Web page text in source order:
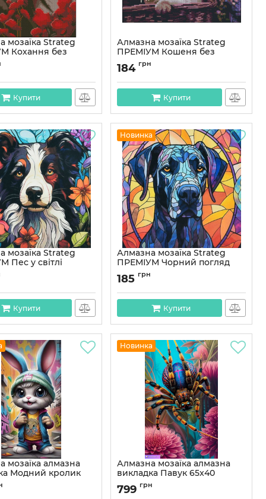
мозаїка Strateg
Кохання без
розміром 30х40
49)
49
Купити
Алмазна мозаїка Strateg
ПРЕМІУМ Кошеня без
підрамника розміром 30х40
см (ZAV3040-23)
Артикул:ZAV3040-23
184 грн
Купити
мозаїка Strateg
Пес у світлі
розміром 30х30 см
викладка
Купити
Новинка
Алмазна мозаїка Strateg
ПРЕМІУМ Чорний погляд
розміром 30х30 см не повна
викладка (DEEX16283)
Артикул:DEEX16283
185 грн
Купити
мозаїка алмазна
Модний кролик
Новинка
Алмазна мозаїка алмазна
викладка Павук 65x40
OG00799SB
Артикул:
799 грн